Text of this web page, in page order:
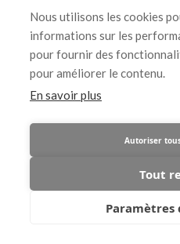
Nous utilisons les cookies
informations sur les
pour fournir des
pour améliorer le contenu.
En savoir plus
Autoriser
Tout
Paramètres

H159 - Impact visuel